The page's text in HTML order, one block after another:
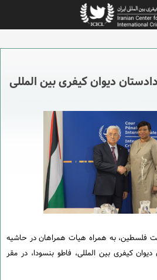
دیوان کیفری بین المللی
فلسطین، به همراه هیات همراهان در حاشیه
کیفری بین المللی، فاطو بنسودا، در مقر